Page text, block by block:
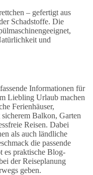
– gefertigt aus
Schadstoffe. Die
und
Informationen für
Liebling Urlaub machen
Ferienhäuser,
Balkon, Garten
Reisen. Dabei
als auch ländliche
die passende
es praktische Blog-
der Reiseplanung
geben.